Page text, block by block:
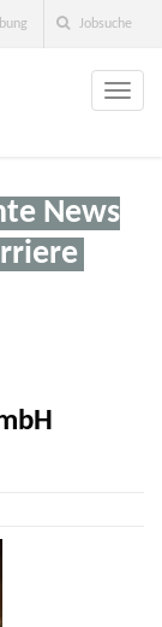
Jobsuche
Toggle
News